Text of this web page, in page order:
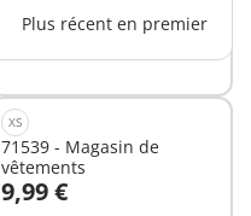
Plus récent en premier
XS
71539 - Magasin de
vêtements
9,99 €
Au panier